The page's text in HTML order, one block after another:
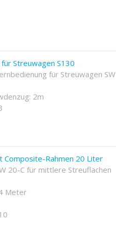
Streuwagen S130
für Streuwagen SW
2m
Composite-Rahmen 20 Liter
20-C für mittlere Streuflächen
Meter